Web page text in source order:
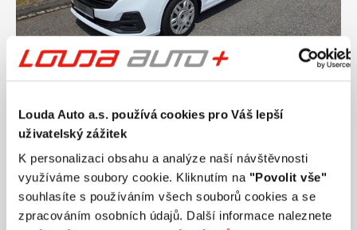
Louda Auto a.s. používá cookies pro Váš lepší
uživatelský zážitek
K personalizaci obsahu a analýze naší návštěvnosti
využíváme soubory cookie. Kliknutím na "Povolit vše"
souhlasíte s používáním všech souborů cookies a se
zpracováním osobních údajů. Další informace naleznete
Ročník2025
FORD Transit Connect Van Trend 2,0 EcoBlue
75 kW
Nájezd
50 km
Výkon
75 kW
Diesel
Převodovka
Manuální